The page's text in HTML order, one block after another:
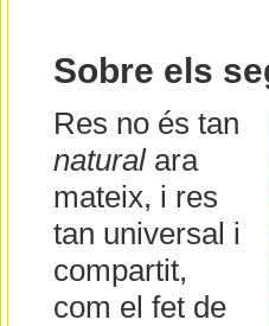
Sobre els
Res no és tan
naturalara
mateix, i res
tan universal i
compartit,
com el fet de